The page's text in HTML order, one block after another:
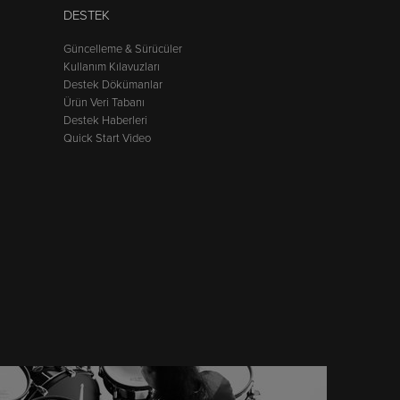
DESTEK
Güncelleme & Sürücüler
Kullanım Kılavuzları
Destek Dökümanlar
Ürün Veri Tabanı
Destek Haberleri
Quick Start Video